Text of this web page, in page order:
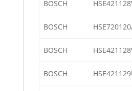
BOSCH
BOSCH
BOSCH
BOSCH